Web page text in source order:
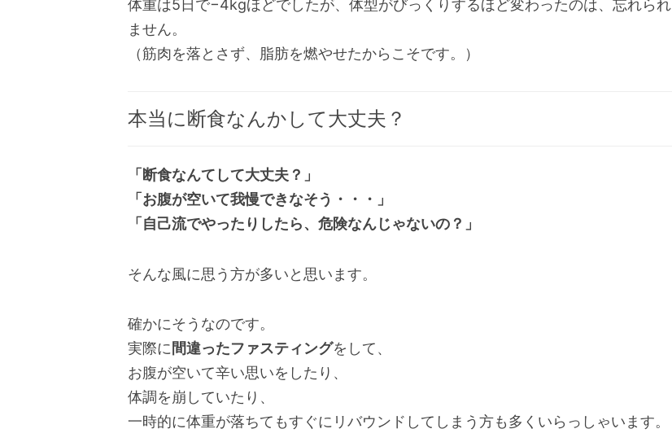
体重は5日で−4kgほどでしたが、体型がびっくりするほど変わったのは、忘れられ
ません。
（筋肉を落とさず、脂肪を燃やせたからこそです。）
本当に断食なんかして大丈夫？
「断食なんてして大丈夫？」
「お腹が空いて我慢できなそう・・・」
「自己流でやったりしたら、危険なんじゃないの？」
そんな風に思う方が多いと思います。
確かにそうなのです。
実際に 間違ったファスティングをして、
お腹が空いて辛い思いをしたり、
体調を崩していたり、
一時的に体重が落ちてもすぐにリバウンドしてしまう方も多くいらっしゃいます。